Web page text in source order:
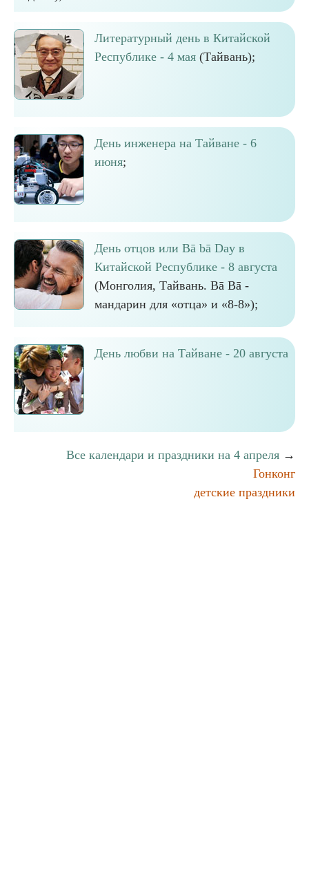
Литературный день в Китайской
Республике - 4 мая (Тайвань);
День инженера на Тайване - 6
июня;
День отцов или Bā bā Day в
Китайской Республике - 8 августа
(Монголия, Тайвань. Bā Bā -
мандарин для «отца» и «8-8»);
День любви на Тайване - 20 августа
Все календари и праздники на 4 апреля →
Гонконг
детские праздники